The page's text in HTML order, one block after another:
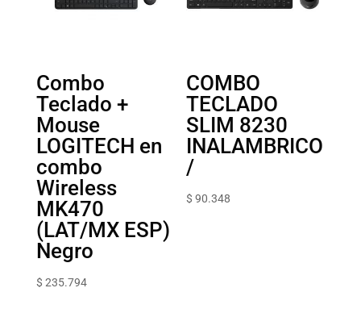
Combo
Teclado +
Mouse
LOGITECH en
combo
Wireless
MK470
(LAT/MX ESP)
Negro
$ 235.794
COMBO
TECLADO
SLIM 8230
INALAMBRICO
/
$ 90.348